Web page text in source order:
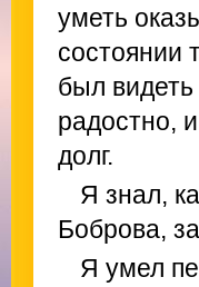
уметь
состоянии
был
радостно,
долг.
Я знал,
Боброва,
Я умел